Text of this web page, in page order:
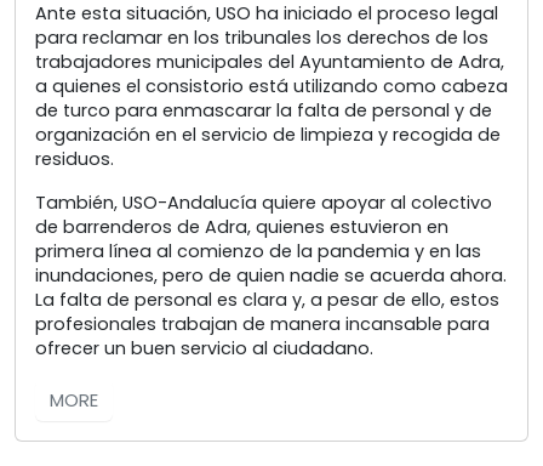
Ante esta situación, USO ha iniciado el proceso legal
para reclamar en los tribunales los derechos de los
trabajadores municipales del Ayuntamiento de Adra,
a quienes el consistorio está utilizando como cabeza
de turco para enmascarar la falta de personal y de
organización en el servicio de limpieza y recogida de
residuos.
También, USO-Andalucía quiere apoyar al colectivo
de barrenderos de Adra, quienes estuvieron en
primera línea al comienzo de la pandemia y en las
inundaciones, pero de quien nadie se acuerda ahora.
La falta de personal es clara y, a pesar de ello, estos
profesionales trabajan de manera incansable para
ofrecer un buen servicio al ciudadano.
MORE